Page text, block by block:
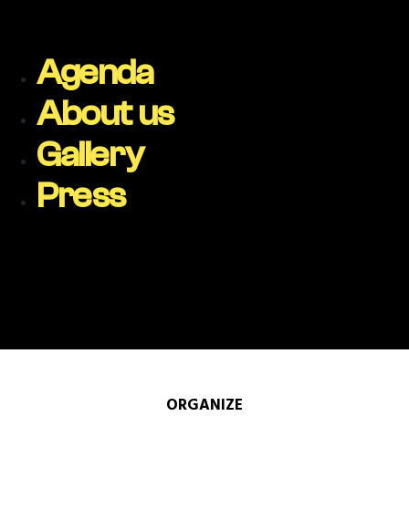
Agenda
About us
Gallery
Press
ORGANIZE